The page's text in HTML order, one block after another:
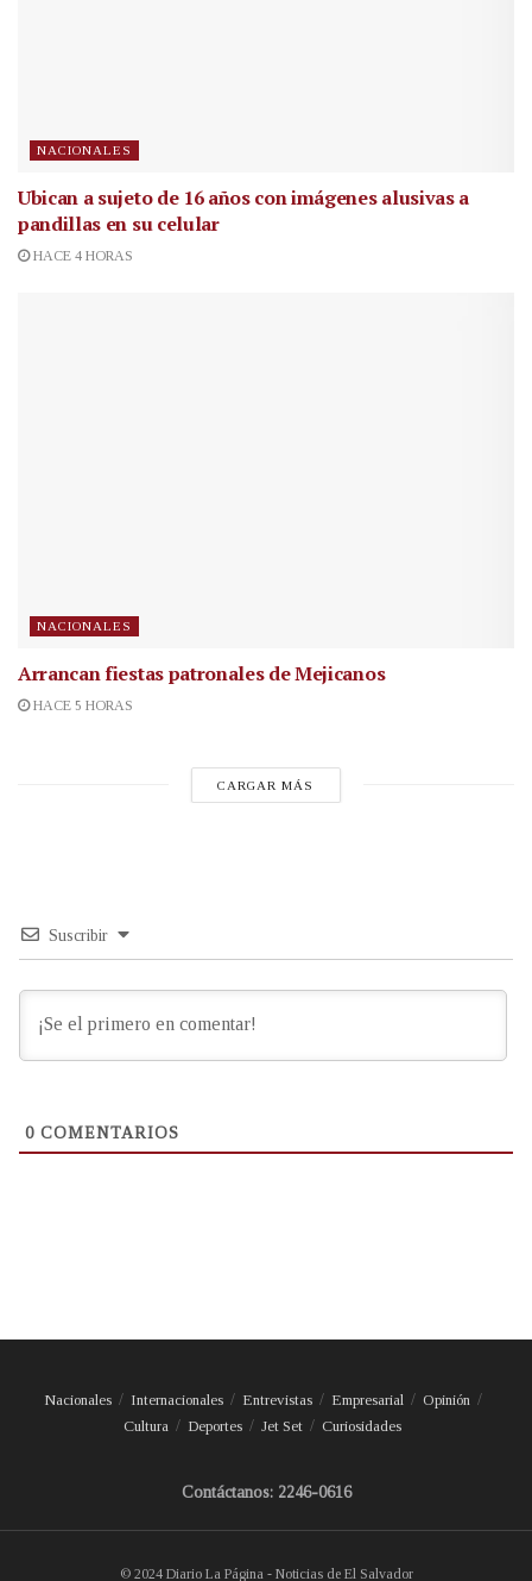
NACIONALES
Ubican a sujeto de 16 años con imágenes alusivas a
pandillas en su celular
HACE 4 HORAS
NACIONALES
Arrancan fiestas patronales de Mejicanos
HACE 5 HORAS
CARGAR MÁS
Suscribir
0 COMENTARIOS
Nacionales Internacionales Entrevistas Empresarial
Opinión
Cultura
Deportes Jet Set Curiosidades
Contáctanos: 2246-0616
© 2024 Diario La Página - Noticias de El Salvador